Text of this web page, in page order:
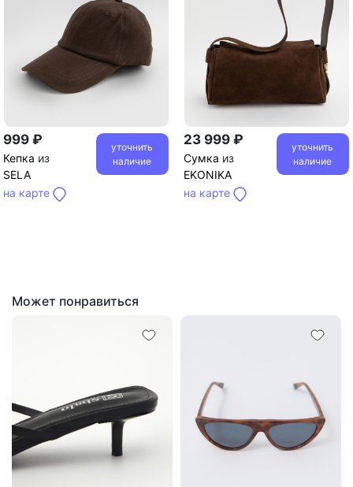
999 ₽
Кепка из
SELA
на карте
уточнить
наличие
23 999 ₽
Сумка из
EKONIKA
на карте
уточнить
наличие
Может понравиться